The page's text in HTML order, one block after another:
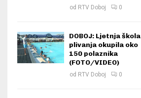
od RTV Doboj 0
DOBOJ: Ljetnja škola
plivanja okupila oko
150 polaznika
(FOTO/VIDEO)
od RTV Doboj 0